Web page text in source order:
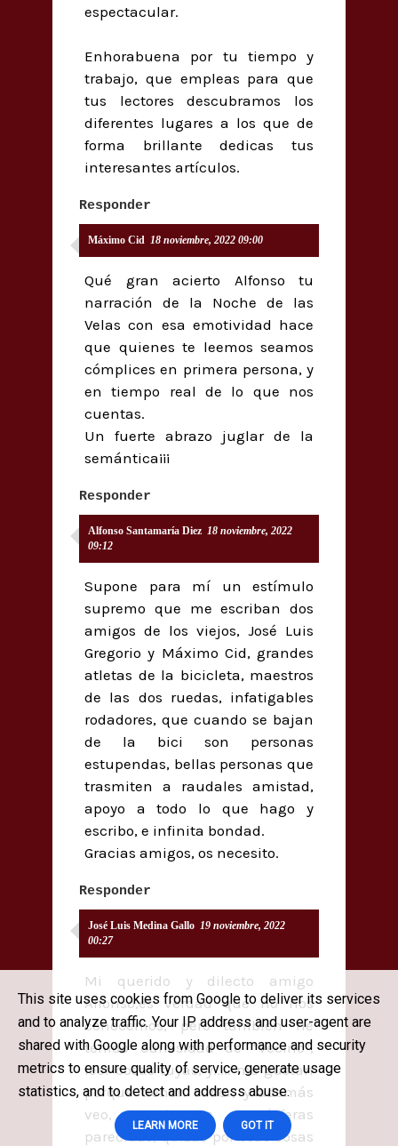
espectacular.
Enhorabuena por tu tiempo y
trabajo, que empleas para que
tus lectores descubramos los
diferentes lugares a los que de
forma brillante dedicas tus
interesantes artículos.
Responder
Máximo Cid 18 noviembre, 2022 09:00
Qué gran acierto Alfonso tu
narración de la Noche de las
Velas con esa emotividad hace
que quienes te leemos seamos
cómplices en primera persona, y
en tiempo real de lo que nos
cuentas.
Un fuerte abrazo juglar de la
semántica¡¡¡
Responder
Alfonso Santamaría Diez 18 noviembre, 2022
09:12
Supone para mí un estímulo
supremo que me escriban dos
amigos de los viejos, José Luis
Gregorio y Máximo Cid, grandes
atletas de la bicicleta, maestros
de las dos ruedas, infatigables
rodadores, que cuando se bajan
de la bici son personas
estupendas, bellas personas que
trasmiten a raudales amistad,
apoyo a todo lo que hago y
escribo, e infinita bondad.
Gracias amigos, os necesito.
Responder
José Luis Medina Gallo 19 noviembre, 2022
00:27
Mi querido y dilecto amigo
Alfonso,es verdad que no nos
conocemos, pero también he
tenido curiosidad de "vecino",
leer cosas tuyas, y..... me gustan
porque tienen sabor, y además
veo, respiramos atmósferas
parecidas, quizás por esas cosas
This site uses cookies from Google to deliver its services
and to analyze traffic. Your IP address and user-agent are
shared with Google along with performance and security
metrics to ensure quality of service, generate usage
statistics, and to detect and address abuse.
LEARN MORE GOT IT